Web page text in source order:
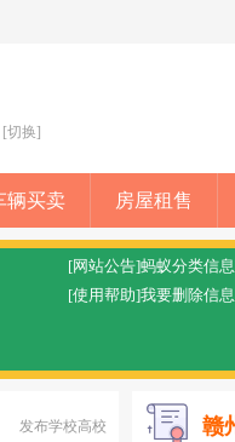
[切换]
辆买卖 房屋租售
[网站公告]蚂蚁分类信
[使用帮助]我要删除信息
发布学校高校 赣